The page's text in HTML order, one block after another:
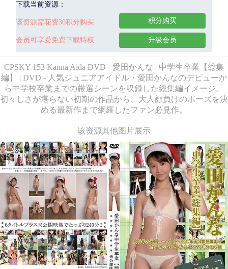
下载当前资源：
该资源需花费30积分购买
会员可享受免费下载特权
积分购买
升级会员
CPSKY-153 Kanna Aida DVD - 愛田かんな | 中学生卒業【総集
編】 | DVD - 人気ジュニアアイドル・愛田かんなのデビューか
ら中学校卒業までの厳選シーンを収録した総集編イメージ。
初々しさが堪らない初期の作品から、大人顔負けのポーズを決
める最新作まで網羅したファン必見作。
该资源其他图片展示